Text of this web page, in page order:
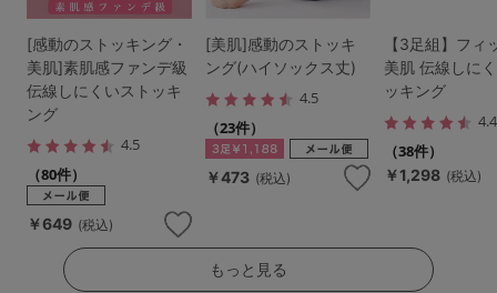
[感動のストッキング・
美肌]素肌感ファンデ級
伝線しにくいストッキ
ング
4.5
（80件）
￥649 (税込)
[美肌]感動のストッキ
ング(ハイソックス丈)
4.5
（23件）
￥473 (税込)
【3足組】フィ
美肌 伝線しに
ッキング
4.4
（38件）
￥1,298 (税込)
もっと見る